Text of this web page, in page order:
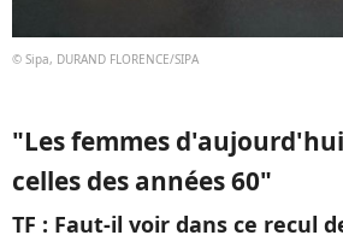
© Sipa, DURAND FLORENCE/SIPA
"Les femmes
celles des années 60"
TF : Faut-il voir dans ce recul